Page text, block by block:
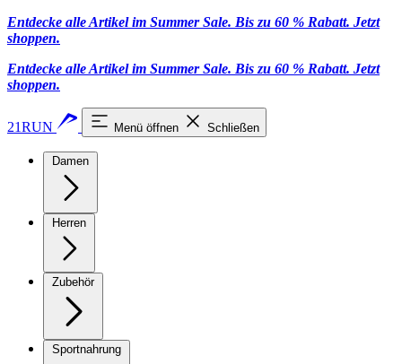
Entdecke alle Artikel im Summer Sale. Bis zu 60 % Rabatt. Jetzt
shoppen.
Entdecke alle Artikel im Summer Sale. Bis zu 60 % Rabatt. Jetzt
shoppen.
21RUN Menü öffnen Schließen
Damen
Herren
Zubehör
Sportnahrung